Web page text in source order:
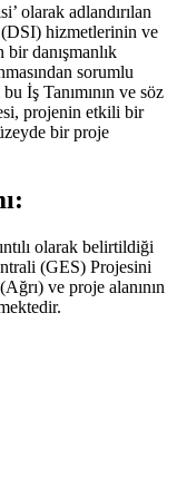
olarak adlandırılan
hizmetlerinin ve
bir danışmanlık
sorumlu
İş Tanımının ve söz
projenin etkili bir
bir proje
olarak belirtildiği
(GES) Projesini
ve proje alanının